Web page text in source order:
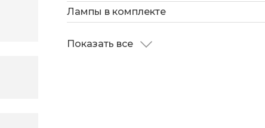
Лампы в комплекте
Показать все